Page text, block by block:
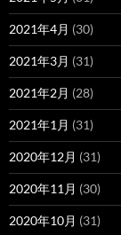
2021年4月 (30)
2021年3月 (31)
2021年2月 (28)
2021年1月 (31)
2020年12月 (31)
2020年11月 (30)
2020年10月 (31)